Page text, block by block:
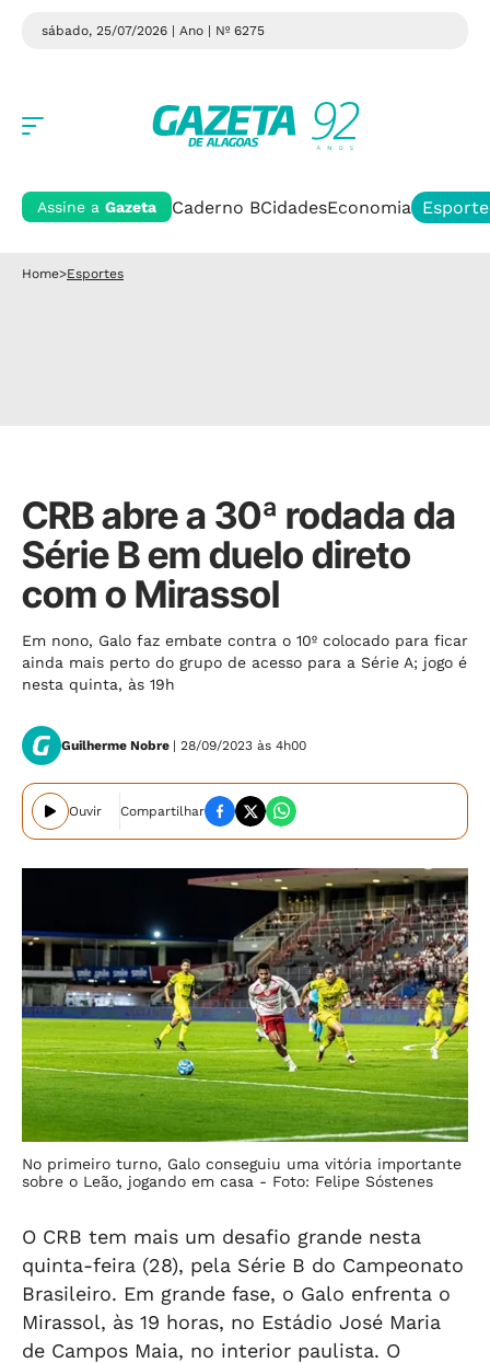
sábado, 25/07/2026 | Ano | Nº 6275
Assine a Gazeta Caderno BCidadesEconomia
Home>Esportes
CRB abre a 30ª rodada da
Série B em duelo direto
com o Mirassol
Em nono, Galo faz embate contra o 10º colocado para ficar
ainda mais perto do grupo de acesso para a Série A; jogo é
nesta quinta, às 19h
Guilherme Nobre | 28/09/2023 às 4h00
Ouvir Compartilhar
No primeiro turno, Galo conseguiu uma vitória importante
sobre o Leão, jogando em casa - Foto: Felipe Sóstenes
O CRB tem mais um desafio grande nesta
quinta-feira (28), pela Série B do Campeonato
Brasileiro. Em grande fase, o Galo enfrenta o
Mirassol, às 19 horas, no Estádio José Maria
de Campos Maia, no interior paulista. O